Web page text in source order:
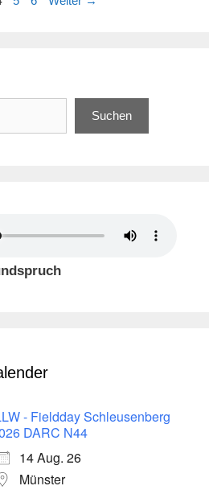
Suchen
- Fieldday Schleusenberg
DARC N44
14 Aug. 26
Münster